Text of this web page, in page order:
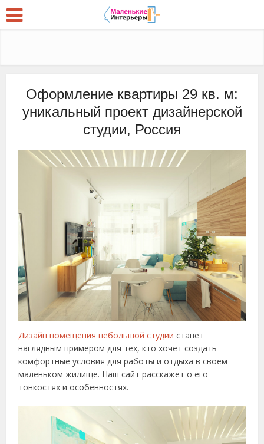
Оформление квартиры 29 кв. м:
уникальный проект дизайнерской
студии, Россия
Дизайн помещения небольшой студии станет
наглядным примером для тех, кто хочет создать
комфортные условия для работы и отдыха в своём
маленьком жилище. Наш сайт расскажет о его
тонкостях и особенностях.